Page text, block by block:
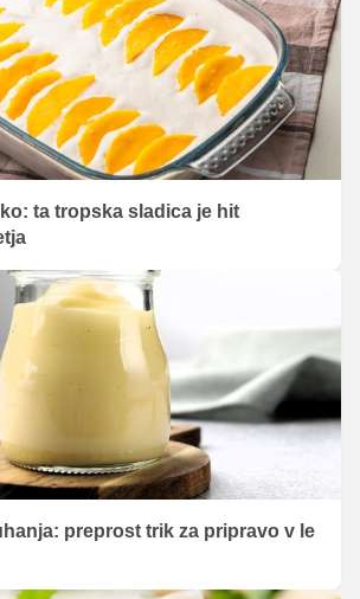
ta tropska sladica je hit
preprost trik za pripravo v le